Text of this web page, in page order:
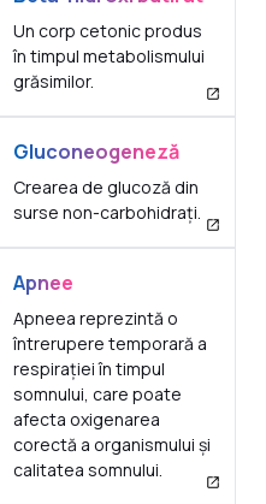
Un corp cetonic produs
în timpul metabolismului
grăsimilor.
Gluconeogeneză
Crearea de glucoză din
surse non-carbohidrați.
Apnee
Apneea reprezintă o
întrerupere temporară a
respirației în timpul
somnului, care poate
afecta oxigenarea
corectă a organismului și
calitatea somnului.